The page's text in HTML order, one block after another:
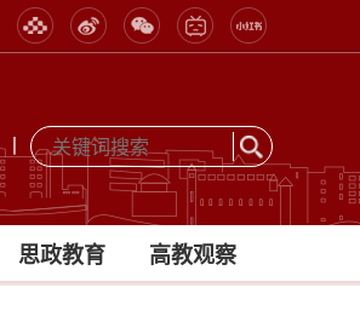
丨
思政教育 高教观察